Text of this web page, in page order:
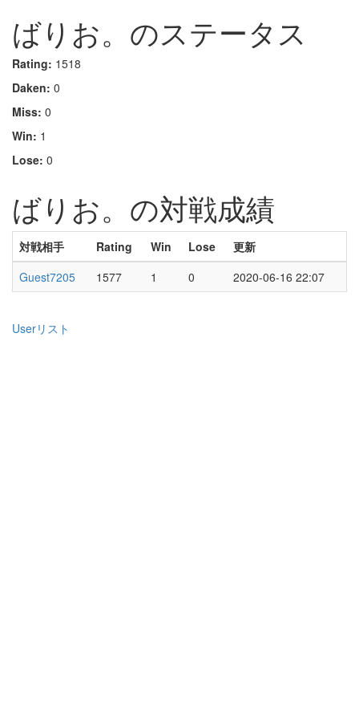
ばりお。のステータス
Rating: 1518
Daken: 0
Miss: 0
Win: 1
Lose: 0
ばりお。の対戦成績
対戦相手 Rating Win Lose
更新
Guest7205
1577 1 0 2020-06-16 22:07
Userリスト